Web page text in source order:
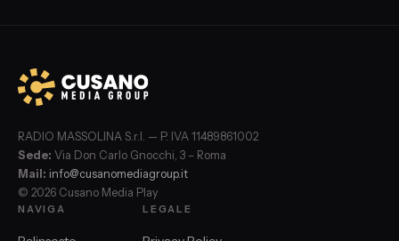
RADIO MASSOLINA S.r.l. — P. IVA 11489861002
Sede: Via Don Carlo Gnocchi, 3 – Roma
Mail: info@cusanomediagroup.it
© 2026 Cusano Media Play
NAVIGA LEGALE